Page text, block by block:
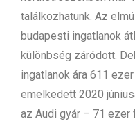
találkozhatunk. Az
budapesti ingatlanok
különbség záródott.
ingatlanok ára 611
emelkedett 2020
az Audi gyár – 71 ezer